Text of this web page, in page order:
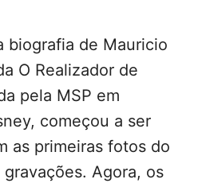
biografia de Mauricio
O Realizador de
pela MSP em
começou a ser
as primeiras fotos do
Agora, os